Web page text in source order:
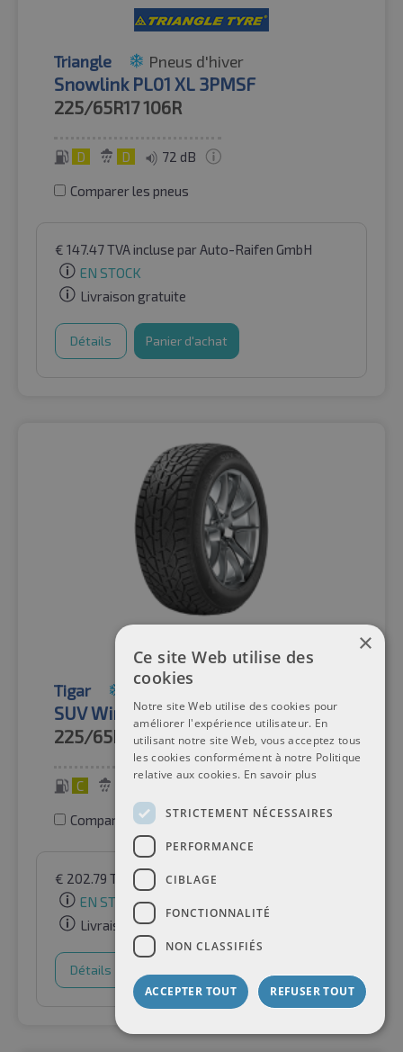
Triangle Pneus d'hiver
Snowlink PL01 XL 3PMSF
225/65R17106R
D D 72 dB
Comparer les pneus
€ 147.47TVA incluse par Auto-Raifen GmbH
EN STOCK
Livraison gratuite
Détails Panier d'achat
Tigar Pneus d'hiver
SUV Winter M+S 3PMSF TL
225/65R17 102H
C
Comparer les pneus
€ 202.79 TVA inclusepar Auto-Raifen GmbH
EN STOCK
Livraison gratuite
Détails
×
Ce site Web utilise des
cookies
Notre site Web utilise des cookies pour
améliorer l'expérience utilisateur. En
utilisant notre site Web, vous acceptez tous
les cookies conformément à notre Politique
relative aux cookies. En savoir plus
STRICTEMENT NÉCESSAIRES
PERFORMANCE
CIBLAGE
FONCTIONNALITÉ
NON CLASSIFIÉS
ACCEPTER TOUT REFUSER TOUT